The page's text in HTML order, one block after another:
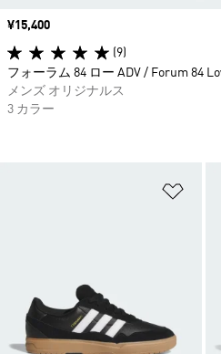
価格
¥15,400
(9)
フォーラム 84 ロー ADV / Forum 84
メンズ オリジナルス
3 カラー